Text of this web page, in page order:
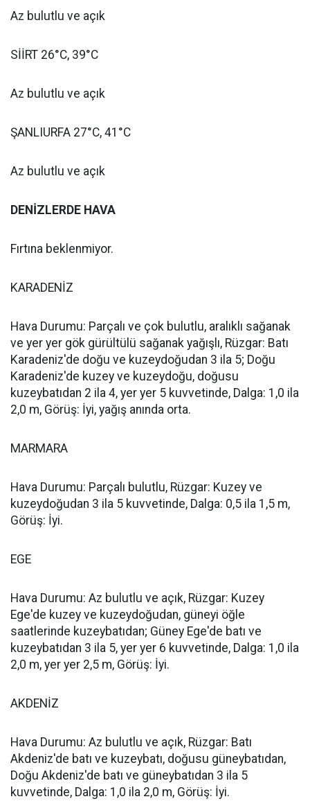
Az bulutlu ve açık
SİİRT 26°C, 39°C
Az bulutlu ve açık
ŞANLIURFA 27°C, 41°C
Az bulutlu ve açık
DENİZLERDE HAVA
Fırtına beklenmiyor.
KARADENİZ
Hava Durumu: Parçalı ve çok bulutlu, aralıklı sağanak
ve yer yer gök gürültülü sağanak yağışlı, Rüzgar: Batı
Karadeniz'de doğu ve kuzeydoğudan 3 ila 5; Doğu
Karadeniz'de kuzey ve kuzeydoğu, doğusu
kuzeybatıdan 2 ila 4, yer yer 5 kuvvetinde, Dalga: 1,0 ila
2,0 m, Görüş: İyi, yağış anında orta.
MARMARA
Hava Durumu: Parçalı bulutlu, Rüzgar: Kuzey ve
kuzeydoğudan 3 ila 5 kuvvetinde, Dalga: 0,5 ila 1,5 m,
Görüş: İyi.
EGE
Hava Durumu: Az bulutlu ve açık, Rüzgar: Kuzey
Ege'de kuzey ve kuzeydoğudan, güneyi öğle
saatlerinde kuzeybatıdan; Güney Ege'de batı ve
kuzeybatıdan 3 ila 5, yer yer 6 kuvvetinde, Dalga: 1,0 ila
2,0 m, yer yer 2,5 m, Görüş: İyi.
AKDENİZ
Hava Durumu: Az bulutlu ve açık, Rüzgar: Batı
Akdeniz'de batı ve kuzeybatı, doğusu güneybatıdan,
Doğu Akdeniz'de batı ve güneybatıdan 3 ila 5
kuvvetinde, Dalga: 1,0 ila 2,0 m, Görüş: İyi.